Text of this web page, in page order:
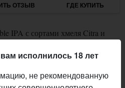
ОТЗЫВ ГДЕ КУПИТЬ
IPA с сортами хмеля Citra и
/ Double
исполнилось 18 лет
не рекомендованную